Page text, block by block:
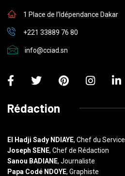
1 Place de l’Idépendance Dakar
+221 33889 76 80
info@cciad.sn
Rédaction
El Hadji Sady NDIAYE, Chef du Service
Joseph SENE, Chef de Rédaction
Sanou BADIANE, Journaliste
Papa Codé NDOYE, Graphiste